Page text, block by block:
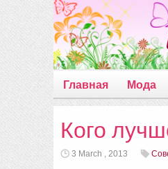
Главная Мода
Кого
3 March , 2013